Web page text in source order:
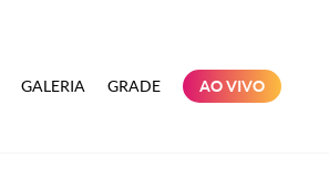
GALERIA GRADE AO VIVO